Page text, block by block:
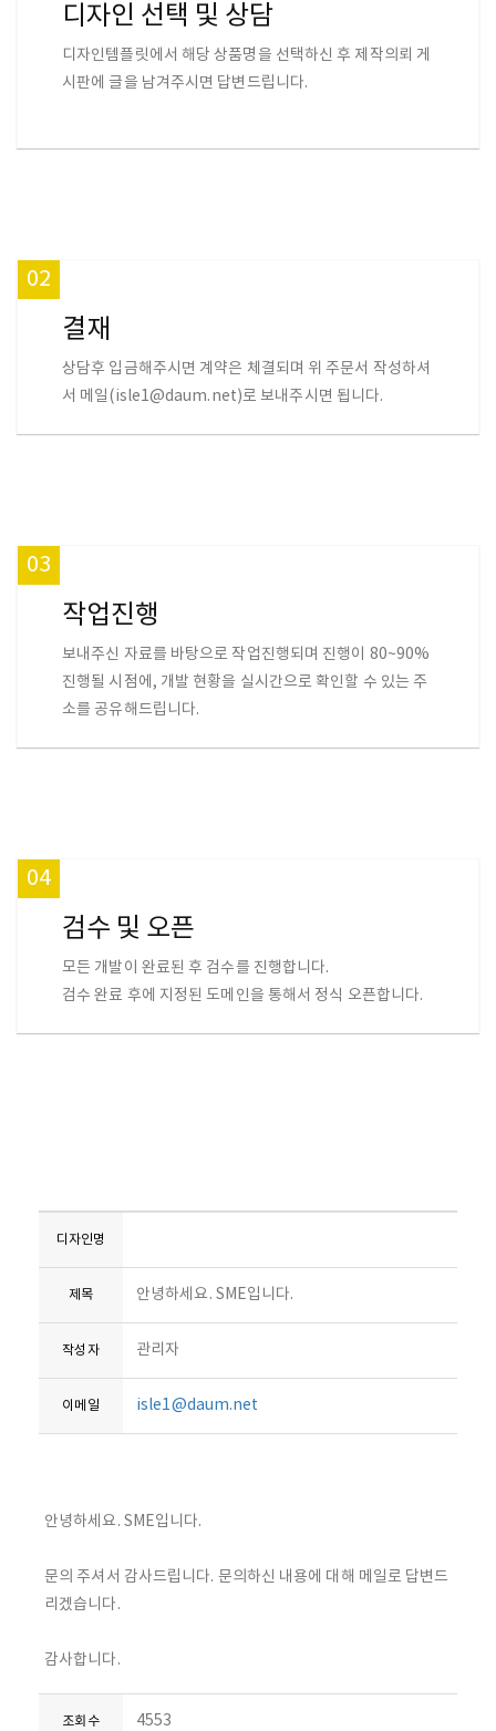
디자인 선택 및 상담
디자인템플릿에서 해당 상품명을 선택하신 후 제작의뢰 게
시판에 글을 남겨주시면 답변드립니다.
02
결재
상담후 입금해주시면 계약은 체결되며 위 주문서 작성하셔
서 메일(isle1@daum.net)로 보내주시면 됩니다.
03
작업진행
보내주신 자료를 바탕으로 작업진행되며 진행이 80~90%
진행될 시점에, 개발 현황을 실시간으로 확인할 수 있는 주
소를 공유해드립니다.
04
검수 및 오픈
모든 개발이 완료된 후 검수를 진행합니다.
검수 완료 후에 지정된 도메인을 통해서 정식 오픈합니다.
디자인명
제목 안녕하세요. SME입니다.
작성자 관리자
이메일 isle1@daum.net
안녕하세요. SME입니다.
문의 주셔서 감사드립니다. 문의하신 내용에 대해 메일로 답변드
리겠습니다.
감사합니다.
조회수 4553